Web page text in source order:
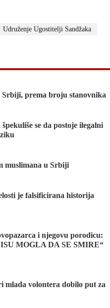
Udruženje Ugostitelji Sandžaka
Srbiji, prema broju stanovnika
se da postoje ilegalni
muslimana u Srbiji
je falsificirana historija
i njegovu porodicu:
MOGLA DA SE SMIRE“
mlada volontera dobilo put za